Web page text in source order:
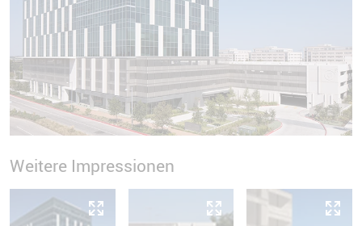
Weitere Impressionen